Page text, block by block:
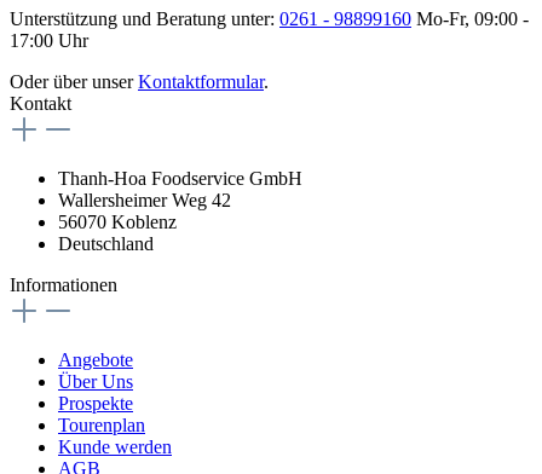
Unterstützung und Beratung unter: 0261 - 98899160 Mo-Fr, 09:00 -
17:00 Uhr
Oder über unserKontaktformular.
Kontakt
Thanh-Hoa Foodservice GmbH
Wallersheimer Weg 42
56070 Koblenz
Deutschland
Informationen
Angebote
Über Uns
Prospekte
Tourenplan
Kunde werden
AGB